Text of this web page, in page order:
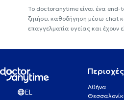
Το doctoranytime είναι ένα end-
ζητήσει καθοδήγηση μέσω chat
επαγγελματία υγείας και έχουν
EL
Περιοχές
Αθήνα